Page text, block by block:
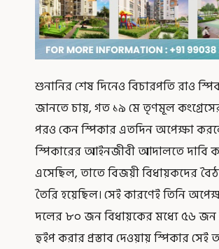
শুনানির শেষ দিনেও বিচারপতি রাও
জানতে চায়, গত ১৯ মে তৃণমূল
পরও কেন স্পিকার এতদিন অপেক্ষা
স্পিকারের আইনজীবী আদালতে দাবি
এসেছিল, তাতে বিজয়ী বিধায়কদের
তৈরি হয়েছিল। সেই কারণেই তিনি
দলের ৮০ জন বিধায়কের মধ্যে ৫৬ জন
হুইপ করার প্রস্তাব দেওয়ায় স্পিকার